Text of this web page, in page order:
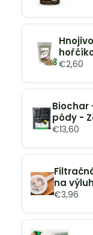
€2,60
Biochar
pôdy -
€13,60
na
€3,96